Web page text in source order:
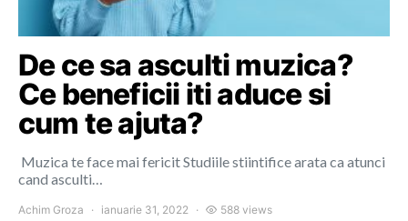
De ce sa asculti muzica?
Ce beneficii iti aduce si
cum te ajuta?
Muzica te face mai fericit Studiile stiintifice arata ca atunci
cand asculti…
Achim Groza ianuarie 31, 2022 588 views